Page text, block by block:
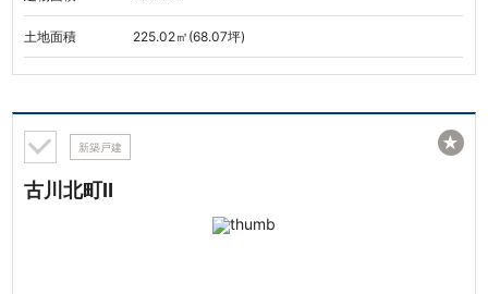
土地面積 225.02㎡(68.07坪)
新築戸建
古川北町Ⅱ
★